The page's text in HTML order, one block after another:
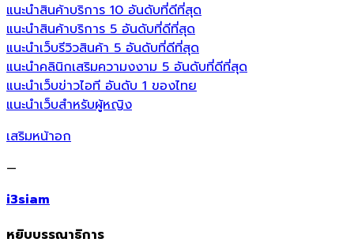
แนะนำสินค้าบริการ 10 อันดับที่ดีที่สุด
แนะนำสินค้าบริการ 5 อันดับที่ดีที่สุด
แนะนำเว็บรีวิวสินค้า 5 อันดับที่ดีที่สุด
แนะนำคลินิกเสริมความงงาม 5 อันดับที่ดีที่สุด
แนะนำเว็บข่าวไอที อันดับ 1 ของไทย
แนะนำเว็บสำหรับผู้หญิง
เสริมหน้าอก
—
i3siam
หยิบบรรณาธิการ